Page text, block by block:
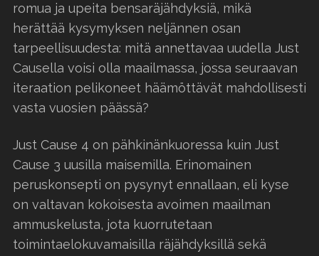
romua ja upeita bensaräjähdyksiä, mikä
herättää kysymyksen neljännen osan
tarpeellisuudesta: mitä annettavaa uudella Just
Causella voisi olla maailmassa, jossa seuraavan
iteraation pelikoneet häämöttävät mahdollisesti
vasta vuosien päässä?
Just Cause 4 on pähkinänkuoressa kuin Just
Cause 3 uusilla maisemilla. Erinomainen
peruskonsepti on pysynyt ennallaan, eli kyse
on valtavan kokoisesta avoimen maailman
ammuskelusta, jota kuorrutetaan
toimintaelokuvamaisilla räjähdyksillä sekä